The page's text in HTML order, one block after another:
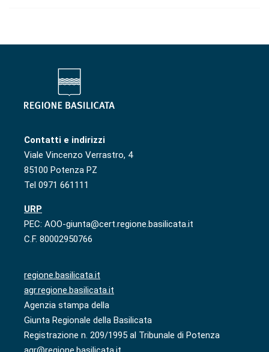
Contatti e indirizzi
Viale Vincenzo Verrastro, 4
85100 Potenza PZ
Tel 0971 661111
URP
PEC: AOO-giunta@cert.regione.basilicata.it
C.F. 80002950766
regione.basilicata.it
agr.regione.basilicata.it
Agenzia stampa della
Giunta Regionale della Basilicata
Registrazione n. 209/1995 al Tribunale di Potenza